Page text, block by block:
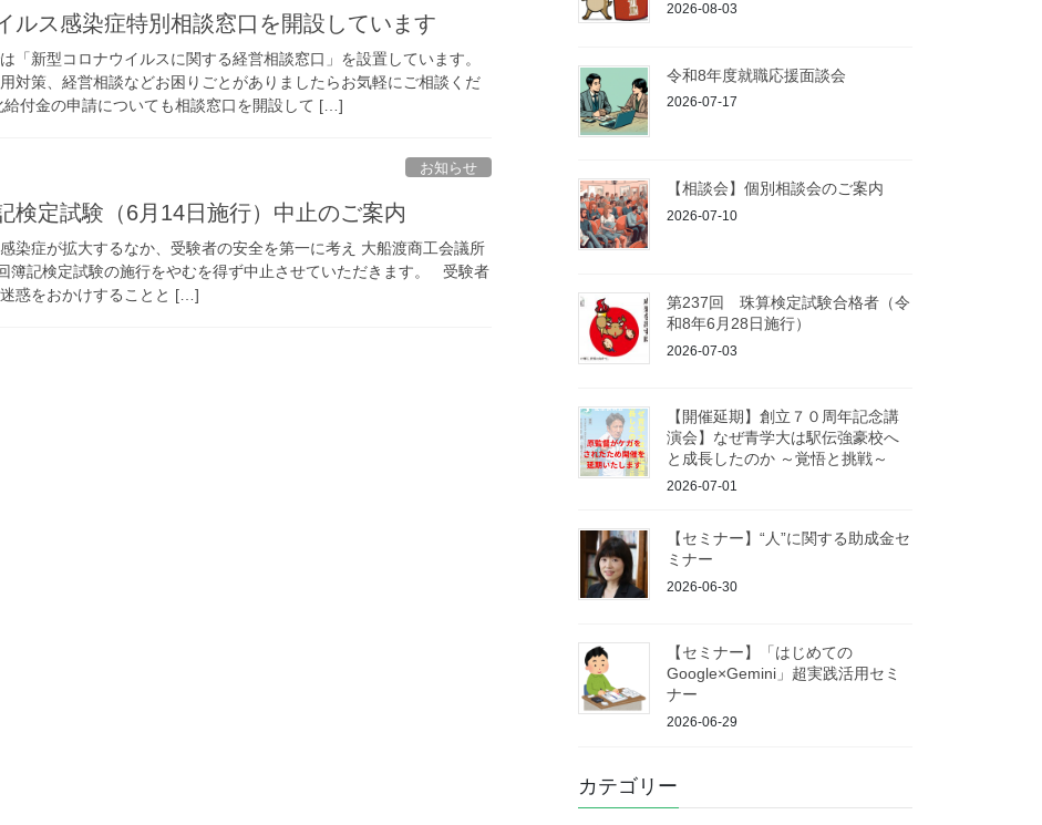
ルス感染症特別相談窓口を開設しています
「新型コロナウイルスに関する経営相談窓口」を設置しています。
対策、経営相談などお困りごとがありましたらお気軽にご相談くだ
給付金の申請についても相談窓口を開設して […]
お知らせ
検定試験（6月14日施行）中止のご案内
染症が拡大するなか、受験者の安全を第一に考え 大船渡商工会議所
簿記検定試験の施行をやむを得ず中止させていただきます。 受験者
惑をおかけすることと […]
2026-08-03
令和8年度就職応援面談会
2026-07-17
【相談会】個別相談会のご案内
2026-07-10
第237回 珠算検定試験合格者（令
和8年6月28日施行）
2026-07-03
【開催延期】創立７０周年記念講
演会】なぜ青学大は駅伝強豪校へ
と成長したのか ～覚悟と挑戦～
2026-07-01
【セミナー】“人”に関する助成金セ
ミナー
2026-06-30
【セミナー】「はじめての
Google×Gemini」超実践活用セミ
ナー
2026-06-29
カテゴリー